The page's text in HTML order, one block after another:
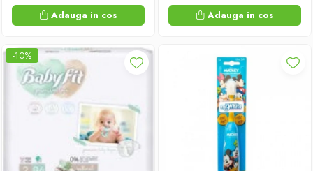
Adauga in cos
Adauga in cos
-10%